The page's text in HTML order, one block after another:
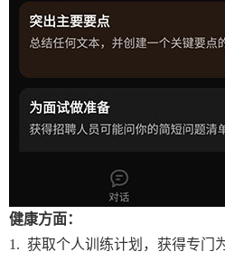
健康方面：
1. 获取个人训练计划，获得专门